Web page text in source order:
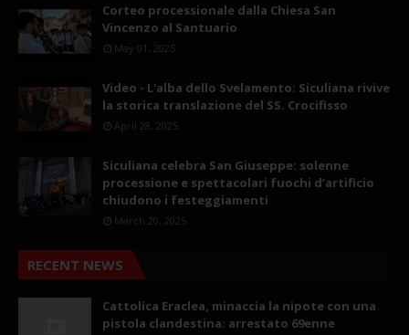
Corteo processionale dalla Chiesa San
Vincenzo al Santuario
May 01, 2025
Video - L'alba dello Svelamento: Siculiana rivive
la storica translazione del SS. Crocifisso
April 28, 2025
Siculiana celebra San Giuseppe: solenne
processione e spettacolari fuochi d’artificio
chiudono i festeggiamenti
March 20, 2025
RECENT NEWS
Cattolica Eraclea, minaccia la nipote con una
pistola clandestina: arrestato 69enne